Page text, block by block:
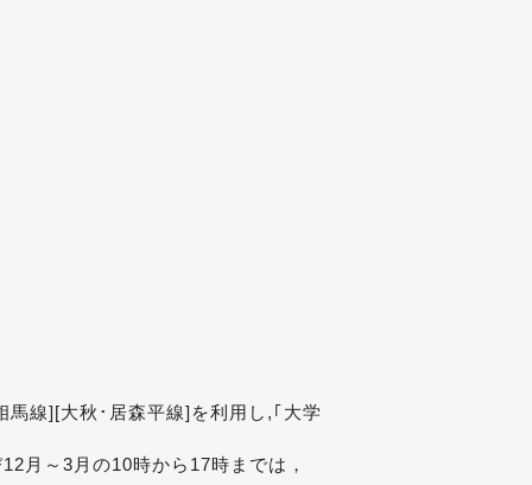
線][大秋･居森平線]を利用し,｢大学
月～3月の10時から17時までは，